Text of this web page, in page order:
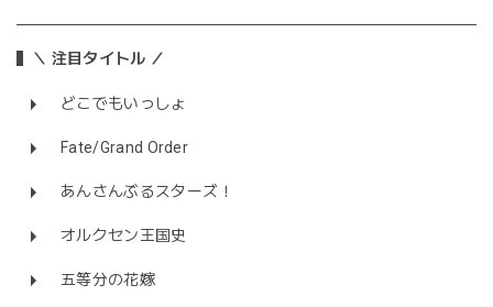
＼ 注目タイトル ／
どこでもいっしょ
Fate/Grand Order
あんさんぶるスターズ！
オルクセン王国史
五等分の花嫁